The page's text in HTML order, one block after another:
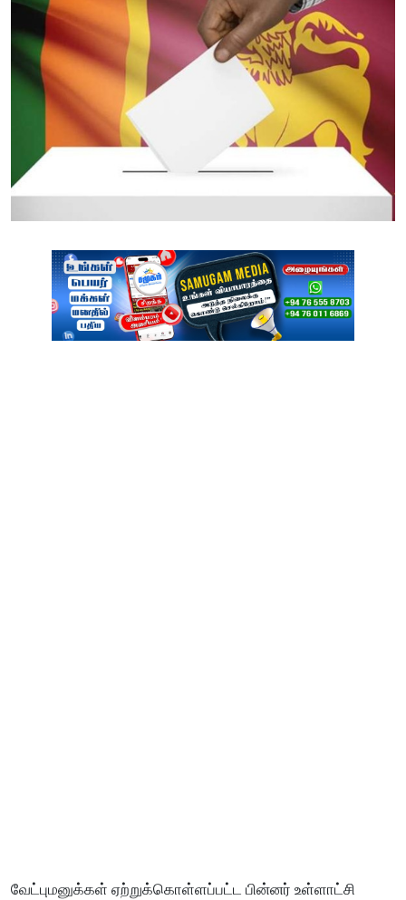
வேட்புமனுக்கள் ஏற்றுக்கொள்ளப்பட்ட பின்னர் உள்ளாட்சி